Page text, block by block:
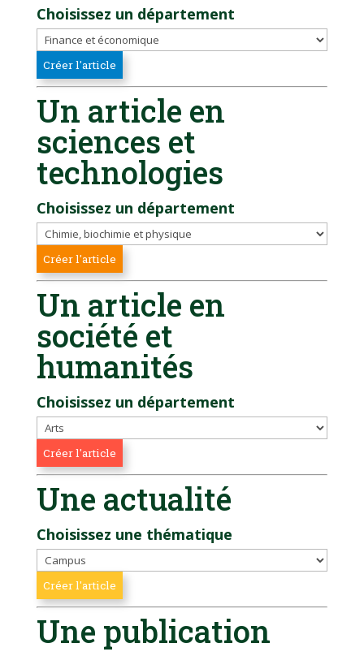
Choisissez un département
Un article en
sciences et
technologies
Choisissez un département
Un article en
société et
humanités
Choisissez un département
Une actualité
Choisissez une thématique
Une publication